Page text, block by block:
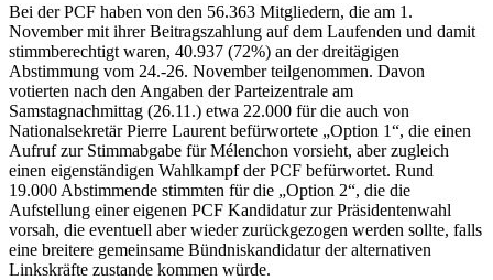
Bei der PCF haben von den 56.363 Mitgliedern, die am 1.
November mit ihrer Beitragszahlung auf dem Laufenden und damit
stimmberechtigt waren, 40.937 (72%) an der dreitägigen
Abstimmung vom 24.-26. November teilgenommen. Davon
votierten nach den Angaben der Parteizentrale am
Samstagnachmittag (26.11.) etwa 22.000 für die auch von
Nationalsekretär Pierre Laurent befürwortete „Option 1“, die einen
Aufruf zur Stimmabgabe für Mélenchon vorsieht, aber zugleich
einen eigenständigen Wahlkampf der PCF befürwortet. Rund
19.000 Abstimmende stimmten für die „Option 2“, die die
Aufstellung einer eigenen PCF Kandidatur zur Präsidentenwahl
vorsah, die eventuell aber wieder zurückgezogen werden sollte, falls
eine breitere gemeinsame Bündniskandidatur der alternativen
Linkskräfte zustande kommen würde.